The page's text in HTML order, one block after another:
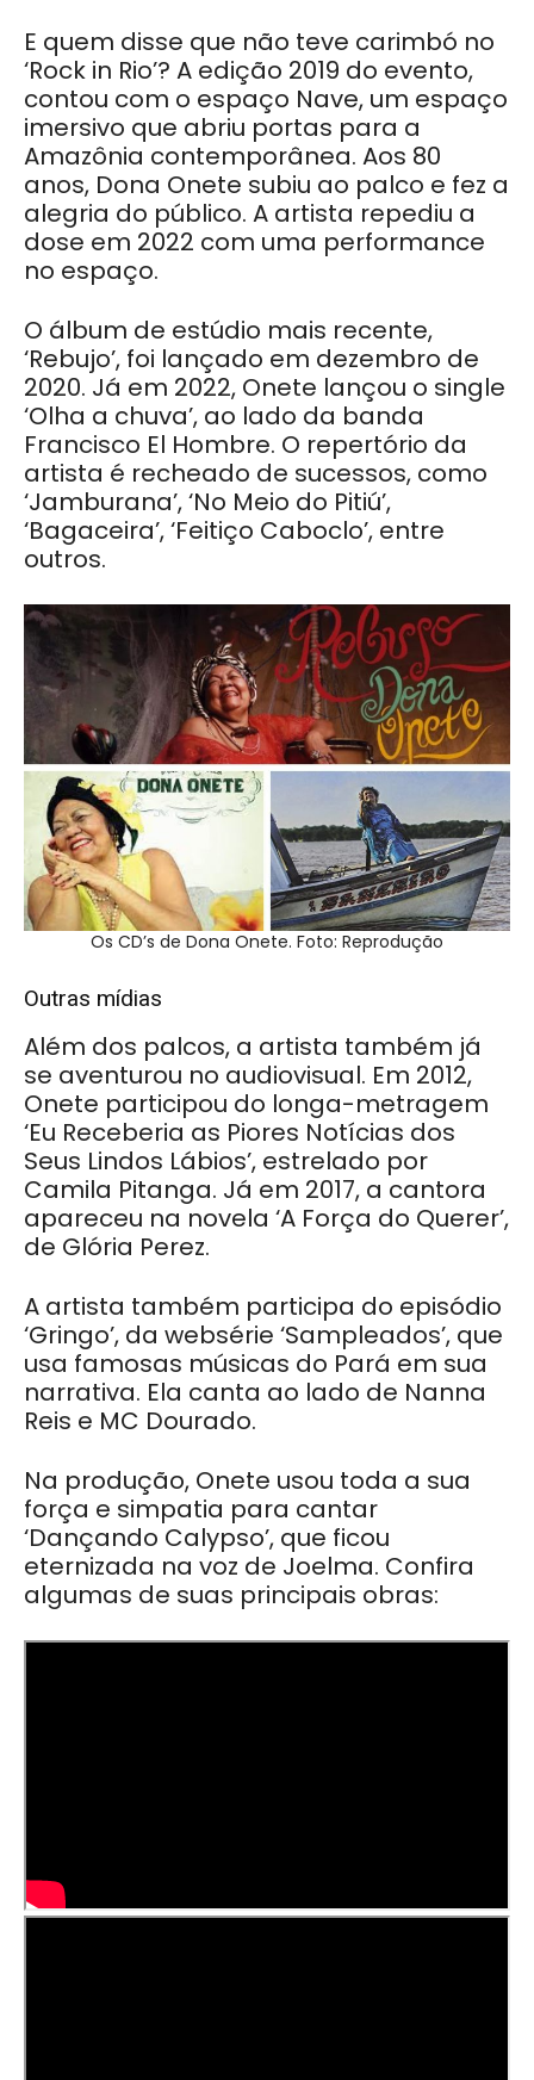
E quem disse que não teve carimbó no
‘Rock in Rio’? A edição 2019 do evento,
contou com o espaço Nave, um espaço
imersivo que abriu portas para a
Amazônia contemporânea. Aos 80
anos, Dona Onete subiu ao palco e fez a
alegria do público. A artista repediu a
dose em 2022 com uma performance
no espaço.
O álbum de estúdio mais recente,
‘Rebujo’, foi lançado em dezembro de
2020. Já em 2022, Onete lançou o single
‘Olha a chuva’, ao lado da banda
Francisco El Hombre. O repertório da
artista é recheado de sucessos, como
‘Jamburana’, ‘No Meio do Pitiú’,
‘Bagaceira’, ‘Feitiço Caboclo’, entre
outros.
Os CD’s de Dona Onete. Foto: Reprodução
Outras mídias
Além dos palcos, a artista também já
se aventurou no audiovisual. Em 2012,
Onete participou do longa-metragem
‘Eu Receberia as Piores Notícias dos
Seus Lindos Lábios’, estrelado por
Camila Pitanga. Já em 2017, a cantora
apareceu na novela ‘A Força do Querer’,
de Glória Perez.
A artista também participa do episódio
‘Gringo’, da websérie ‘Sampleados’, que
usa famosas músicas do Pará em sua
narrativa. Ela canta ao lado de Nanna
Reis e MC Dourado.
Na produção, Onete usou toda a sua
força e simpatia para cantar
‘Dançando Calypso’, que ficou
eternizada na voz de Joelma. Confira
algumas de suas principais obras: